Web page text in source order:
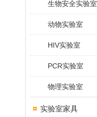
生物安全实验室
动物实验室
HIV实验室
PCR实验室
物理实验室
实验室家具